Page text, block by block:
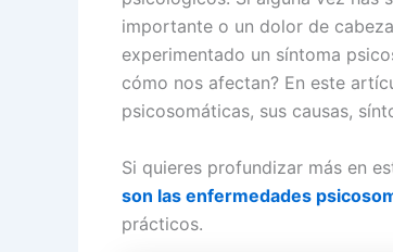
importante o un dolor de
experimentado un síntoma
cómo nos afectan? En este
psicosomáticas, sus causas,
Si quieres profundizar más en
son las enfermedades
prácticos.